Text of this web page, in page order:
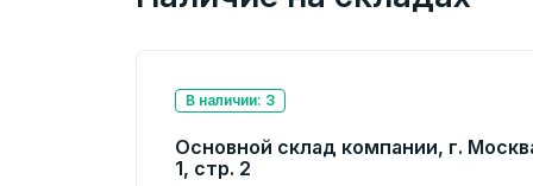
В наличии: 3
Основной склад компании, г.
1, стр. 2